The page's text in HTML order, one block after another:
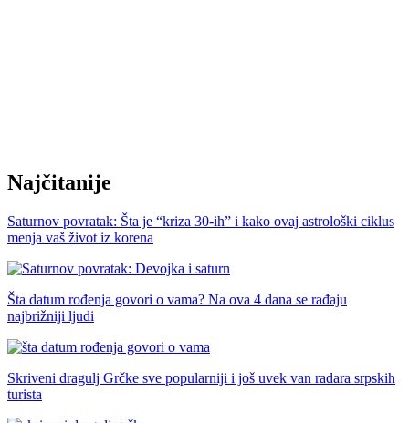
Najčitanije
Saturnov povratak: Šta je “kriza 30-ih” i kako ovaj astrološki ciklus
menja vaš život iz korena
Šta datum rođenja govori o vama? Na ova 4 dana se rađaju
najbrižniji ljudi
Skriveni dragulj Grčke sve popularniji i još uvek van radara srpskih
turista